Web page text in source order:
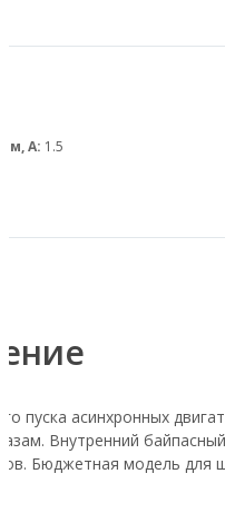
А: 1.5
пуска асинхронных
Внутренний
Бюджетная модель для